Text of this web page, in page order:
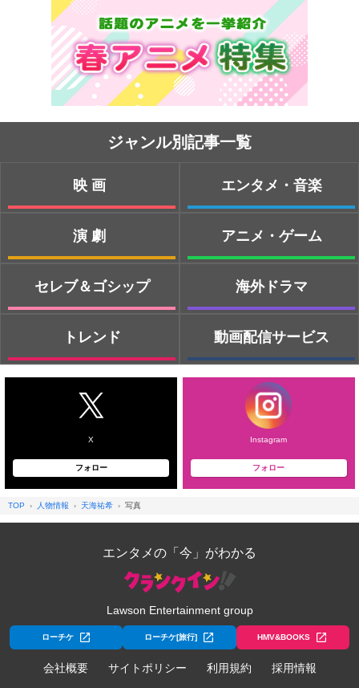
ジャンル別記事一覧
映画
演劇
セレブ＆ゴシップ
トレンド
エンタメ・音楽
アニメ・ゲーム
海外ドラマ
動画配信サービス
X
フォロー
Instagram
フォロー
TOP 人物情報 天海祐希 写真
エンタメの「今」がわかる
Lawson Entertainment group
ローチケ ローチケ[旅行] HMV&BOOKS
会社概要 サイトポリシー 利用規約 採用情報